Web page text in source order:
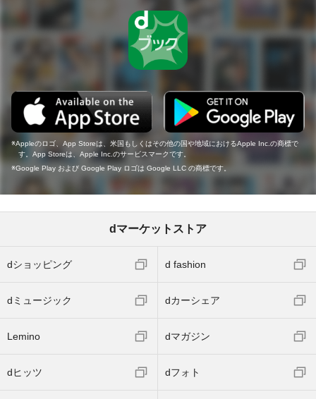
Appleのロゴ、App Storeは、米国もしくはその他の国や地域におけるApple Inc.の商標で
す。App Storeは、Apple Inc.のサービスマークです。
Google Play および Google Play ロゴは Google LLC の商標です。
dマーケットストア
dショッピング d fashion
dミュージック dカーシェア
Lemino dマガジン
dヒッツ dフォト